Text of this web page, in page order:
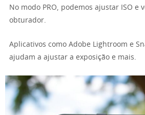
No modo PRO, podemos ajustar ISO e
obturador.
Aplicativos como Adobe Lightroom e
ajudam a ajustar a exposição e mais.